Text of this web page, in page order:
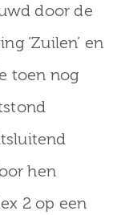
door de
‘Zuilen’ en
toen nog
hen
2 op een